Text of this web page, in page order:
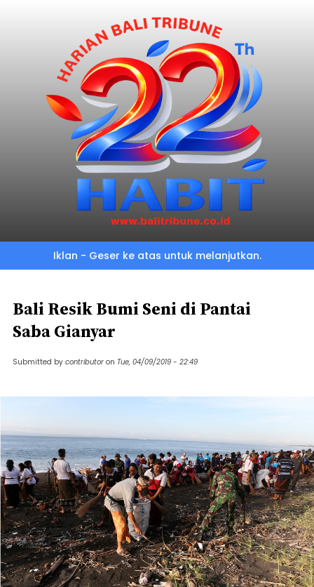
Iklan - Geser ke atas untuk melanjutkan.
Bali Resik Bumi Seni di Pantai
Saba Gianyar
Submitted by contributor on Tue, 04/09/2019 - 22:49